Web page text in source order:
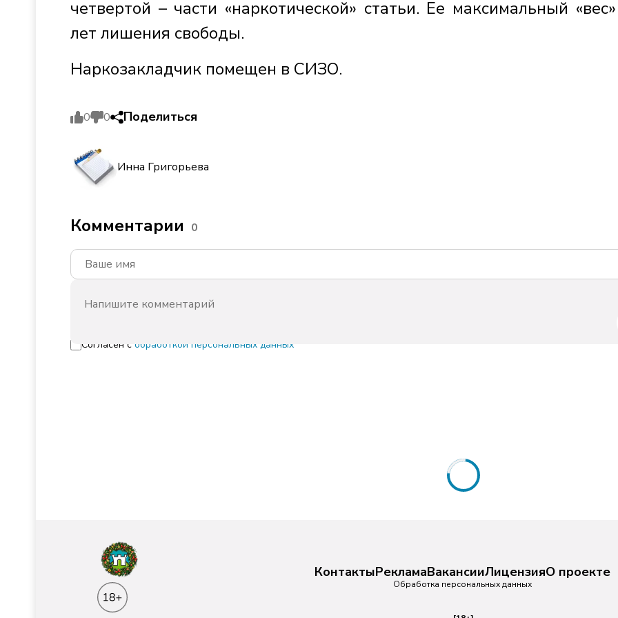
четвертой – части «наркотической» статьи. Ее максимальный
лет лишения свободы.
Наркозакладчик помещен в СИЗО.
0 0 Поделиться
Инна Григорьева
Комментарии 0
Согласен с обработкой персональных данных
Атаки на танкеры: в каком состоянии побережье
27.07.2026 - 11:15